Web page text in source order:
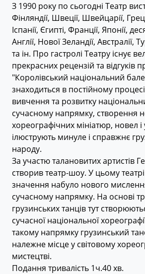
З 1990 року по сьогодні Театр
Фінляндії, Швеції, Швейцарії,
Іспанії, Єгипті, Франції, Японії,
Англії, Нової Зеландії, Австралії,
та ін. Про гастролі Театру існує
прекрасних рецензій та відгуків
"Королівський національний
знаходиться в постійному
вивчення та розвитку
сучасному напрямку, створення
хореографічних мініатюр, новел
ілюструють минуле і справжнє
народу.
За участю талановитих артистів
створив театр-шоу. У цьому
значення набуло нового
сучасному напрямку. На основі
грузинських танців тут
сучасної національної
такому напрямку грузинський
належне місце у світовому
мистецтві.
Подання тривалість 1ч.40 хв.